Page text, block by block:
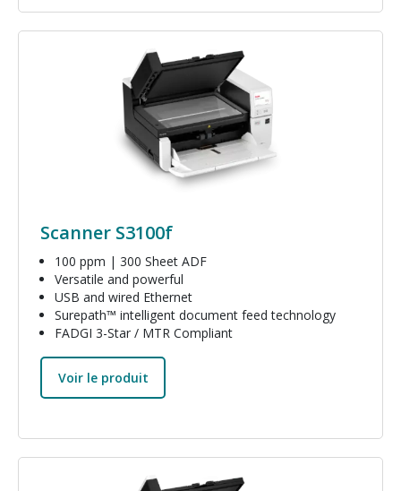
Image
Scanner S3100f
100 ppm | 300 Sheet ADF
Versatile and powerful
USB and wired Ethernet
Surepath™ intelligent document feed technology
FADGI 3-Star / MTR Compliant
Voir le produit